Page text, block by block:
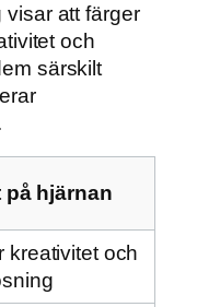
att färger
och
särskilt
på hjärnan
kreativitet och